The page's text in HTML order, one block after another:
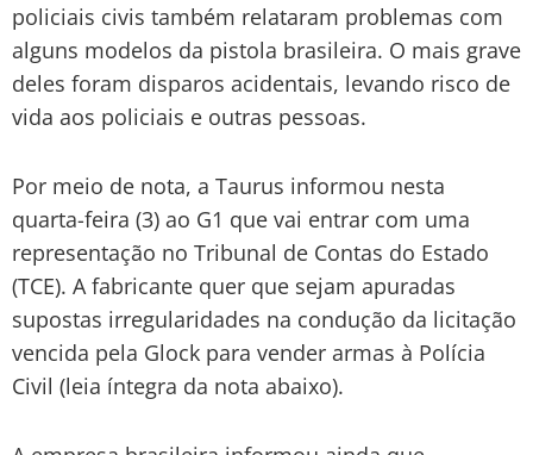
policiais civis também relataram problemas com
alguns modelos da pistola brasileira. O mais grave
deles foram disparos acidentais, levando risco de
vida aos policiais e outras pessoas.
Por meio de nota, a Taurus informou nesta
quarta-feira (3) ao G1 que vai entrar com uma
representação no Tribunal de Contas do Estado
(TCE). A fabricante quer que sejam apuradas
supostas irregularidades na condução da licitação
vencida pela Glock para vender armas à Polícia
Civil (leia íntegra da nota abaixo).